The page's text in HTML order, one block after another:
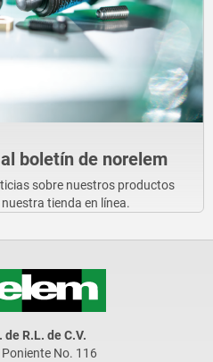
boletín de norelem
sobre nuestros productos
tienda en línea.
R.L. de C.V.
No. 116